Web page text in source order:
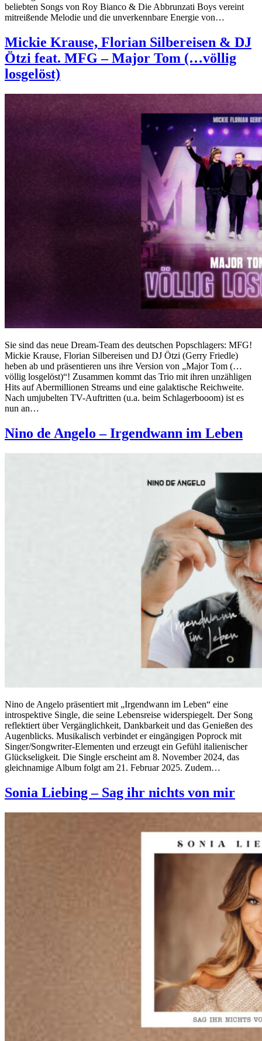
beliebten Songs von Roy Bianco & Die Abbrunzati Boys vereint
mitreißende Melodie und die unverkennbare Energie von…
Mickie Krause, Florian Silbereisen & DJ
Ötzi feat. MFG – Major Tom (…völlig
losgelöst)
Sie sind das neue Dream-Team des deutschen Popschlagers: MFG!
Mickie Krause, Florian Silbereisen und DJ Ötzi (Gerry Friedle)
heben ab und präsentieren uns ihre Version von „Major Tom (…
völlig losgelöst)“! Zusammen kommt das Trio mit ihren unzähligen
Hits auf Abermillionen Streams und eine galaktische Reichweite.
Nach umjubelten TV-Auftritten (u.a. beim Schlagerbooom) ist es
nun an…
Nino de Angelo – Irgendwann im Leben
Nino de Angelo präsentiert mit „Irgendwann im Leben“ eine
introspektive Single, die seine Lebensreise widerspiegelt. Der Song
reflektiert über Vergänglichkeit, Dankbarkeit und das Genießen des
Augenblicks. Musikalisch verbindet er eingängigen Poprock mit
Singer/Songwriter-Elementen und erzeugt ein Gefühl italienischer
Glückseligkeit. Die Single erscheint am 8. November 2024, das
gleichnamige Album folgt am 21. Februar 2025. Zudem…
Sonia Liebing – Sag ihr nichts von mir